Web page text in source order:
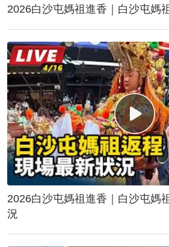
2026白沙屯媽祖進香｜白沙屯媽
2026白沙屯媽祖進香｜白沙屯
況